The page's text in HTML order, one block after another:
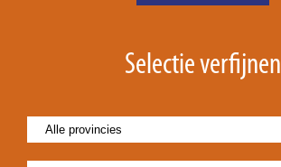
Selectie verfijnen